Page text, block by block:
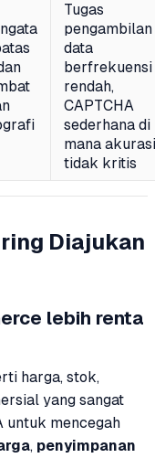
Tugas
pengambilan
data
berfrekuensi
rendah,
CAPTCHA
sederhana di
mana akurasi
tidak kritis
Diajukan
lebih renta
harga, stok,
yang sangat
untuk mencegah
, penyimpanan